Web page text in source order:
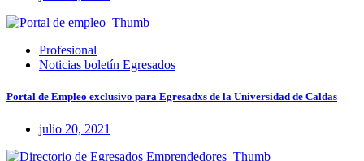
Profesional
Noticias boletín Egresados
Portal de Empleo exclusivo para Egresadxs de la Universidad de Caldas
julio 20, 2021